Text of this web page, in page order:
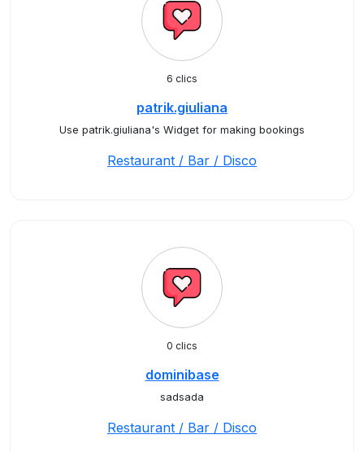
6 clics
patrik.giuliana
Use patrik.giuliana's Widget for making bookings
Restaurant / Bar / Disco
0 clics
dominibase
sadsada
Restaurant / Bar / Disco